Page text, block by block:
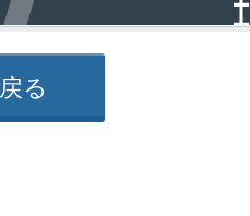
戻る